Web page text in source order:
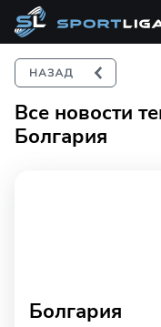
Все новости
Болгария
Болгария